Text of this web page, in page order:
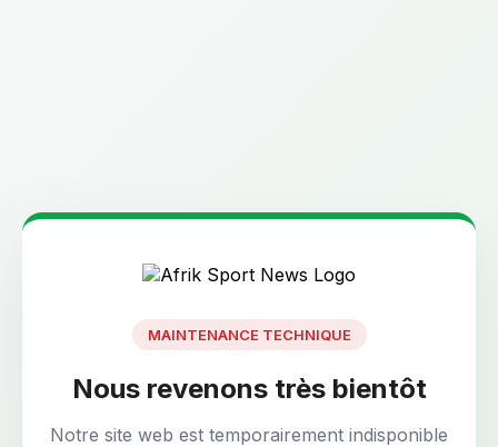
MAINTENANCE TECHNIQUE
Nous revenons très bientôt
Notre site web est temporairement indisponible